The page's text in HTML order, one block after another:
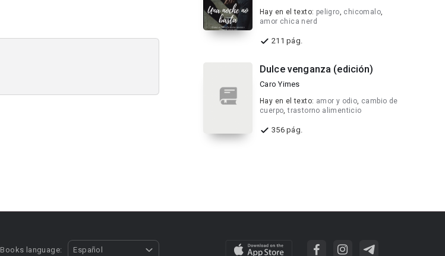
Hay en el texto: peligro, chicomalo,
amor chica nerd
211 pág.
Dulce venganza (edición)
Caro Yimes
Hay en el texto: amor y odio, cambio de
cuerpo,trastorno alimenticio
356 pág.
Books language: Español